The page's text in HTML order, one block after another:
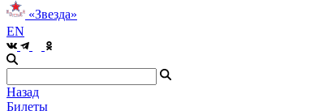
«Звезда»
EN
Назад
Билеты